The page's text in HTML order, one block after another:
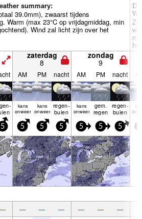
summary:
39.0mm), zwaarst tijdens
Warm (max 23°C op vrijdagmiddag, min
Wind zal licht zijn over het
zaterdag
8
zondag
9
AM PM nacht AM PM nacht
kans
onweer
kans
onweer
regen­
buien
kans
onweer
gem.
regen
regen­
buien
5 5 5 5 5 5 5
— — — — — — —